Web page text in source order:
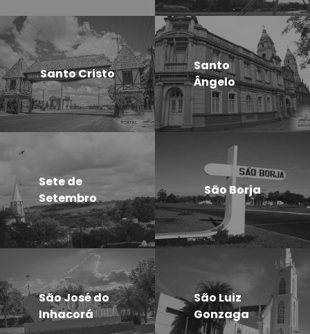
Santo Cristo
Santo
Ângelo
Sete de
Setembro
São Borja
São José do
Inhacorá
São Luiz
Gonzaga